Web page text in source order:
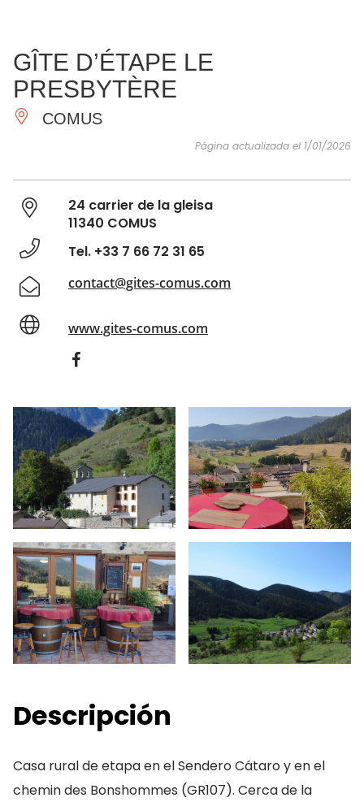
IMPRESCINDIBLES
HACER
GÎTE D’ÉTAPE LE
PRESBYTÈRE
COMUS
Página actualizada el 1/01/2026
24 carrier de la gleisa
11340 COMUS
Tel. +33 7 66 72 31 65
contact@gites-comus.com
www.gites-comus.com
Descripción
Casa rural de etapa en el Sendero Cátaro y en el
chemin des Bonshommes (GR107). Cerca de la